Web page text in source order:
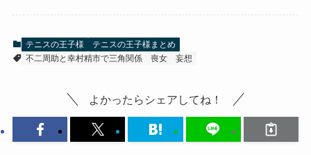
テニスの王子様
テニスの王子様まとめ
不二周助と幸村精市で三角関係
喪女 妄想
よかったらシェアしてね！